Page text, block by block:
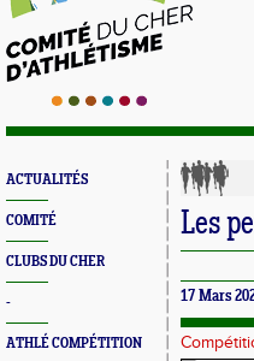
ACTUALITÉS
COMITÉ
CLUBS DU CHER
-
ATHLÉ COMPÉTITION
Les
17 Mars